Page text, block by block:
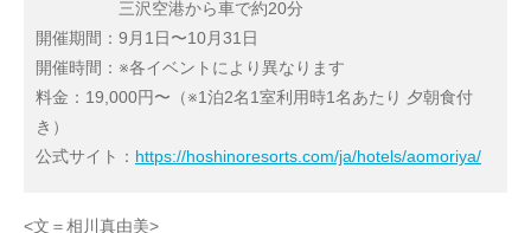
三沢空港から車で約20分
開催期間：9月1日〜10月31日
開催時間：※各イベントにより異なります
料金：19,000円〜（※1泊2名1室利用時1名あたり 夕朝食付
き）
公式サイト： https://hoshinoresorts.com/ja/hotels/aomoriya/
<文＝相川真由美>